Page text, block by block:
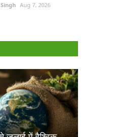
Aug 7, 2026